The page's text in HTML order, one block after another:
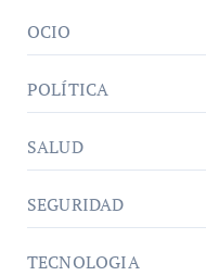
OCIO
POLÍTICA
SALUD
SEGURIDAD
TECNOLOGIA